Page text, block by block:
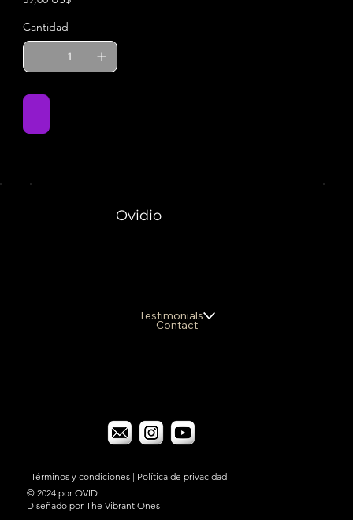
Cantidad
Ovidio
Testimonials
Contact
Términos y condiciones| Política de privacidad
© 2024 por OVID
Diseñado por The Vibrant Ones